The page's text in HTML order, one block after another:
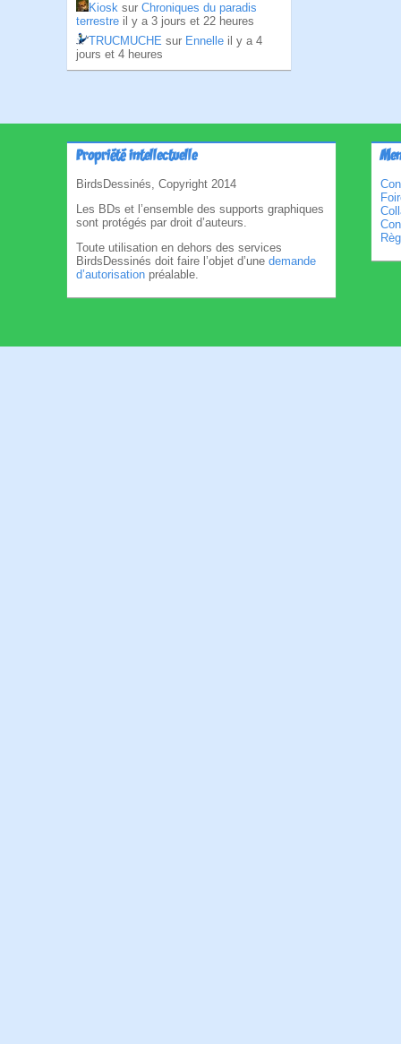
Kiosk sur Chroniques du paradis
terrestre il y a 3 jours et 22 heures
TRUCMUCHE sur Ennelle il y a 4
jours et 4 heures
Propriété intellectuelle
BirdsDessinés, Copyright 2014
Les BDs et l’ensemble des supports graphiques
sont protégés par droit d’auteurs.
Toute utilisation en dehors des services
BirdsDessinés doit faire l’objet d’une demande
d’autorisation préalable.